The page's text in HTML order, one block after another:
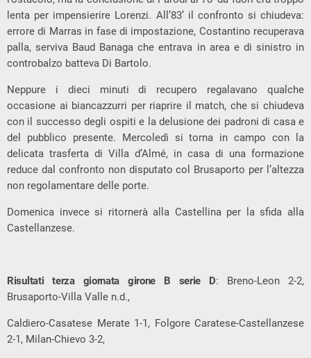
lenta per impensierire Lorenzi. All’83’ il confronto si chiudeva:
errore di Marras in fase di impostazione, Costantino recuperava
palla, serviva Baud Banaga che entrava in area e di sinistro in
controbalzo batteva Di Bartolo.
Neppure i dieci minuti di recupero regalavano qualche
occasione ai biancazzurri per riaprire il match, che si chiudeva
con il successo degli ospiti e la delusione dei padroni di casa e
del pubblico presente. Mercoledì si torna in campo con la
delicata trasferta di Villa d’Almé, in casa di una formazione
reduce dal confronto non disputato col Brusaporto per l’altezza
non regolamentare delle porte.
Domenica invece si ritornerà alla Castellina per la sfida alla
Castellanzese.
Risultati terza giornata girone B serie D: Breno-Leon 2-2,
Brusaporto-Villa Valle n.d.,
Caldiero-Casatese Merate 1-1, Folgore Caratese-Castellanzese
2-1, Milan-Chievo 3-2,